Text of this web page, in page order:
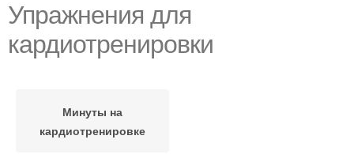
Упражнения для
кардиотренировки
Минуты на
кардиотренировке